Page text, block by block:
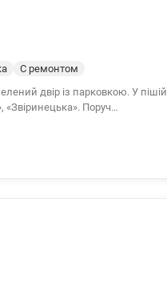
С ремонтом
двір із парковкою. У пішій
«Звіринецька». Поруч